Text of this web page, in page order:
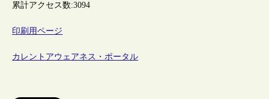
累計アクセス数:3094
印刷用ページ
カレントアウェアネス・ポータル